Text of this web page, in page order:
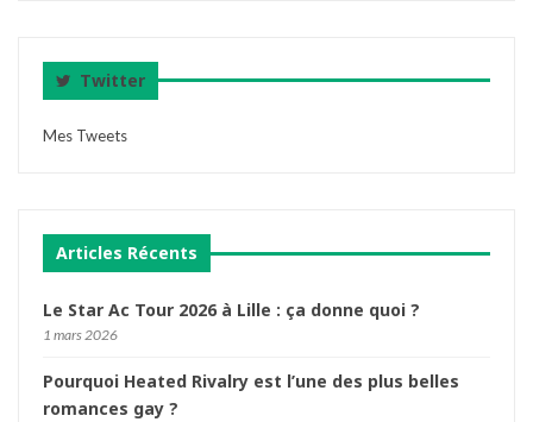
Twitter
Mes Tweets
Articles Récents
Le Star Ac Tour 2026 à Lille : ça donne quoi ?
1 mars 2026
Pourquoi Heated Rivalry est l’une des plus belles
romances gay ?